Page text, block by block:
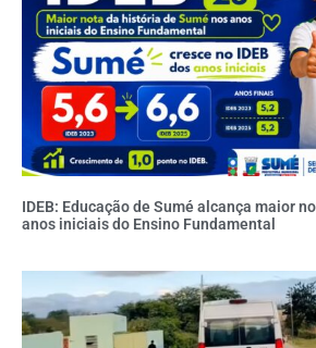
IDEB: Educação de Sumé alcança maior
anos iniciais do Ensino Fundamental